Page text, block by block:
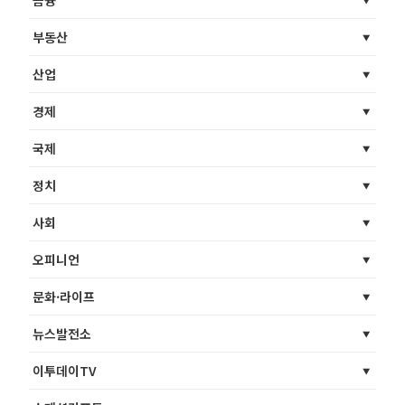
부동산
산업
경제
국제
정치
사회
오피니언
문화·라이프
뉴스발전소
이투데이TV